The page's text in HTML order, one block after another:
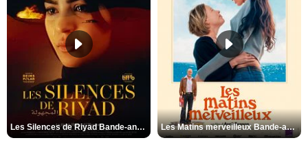
Les Silences de Riyad Bande-annonce VO STFR Les Matins merveilleux Bande-annonce VF